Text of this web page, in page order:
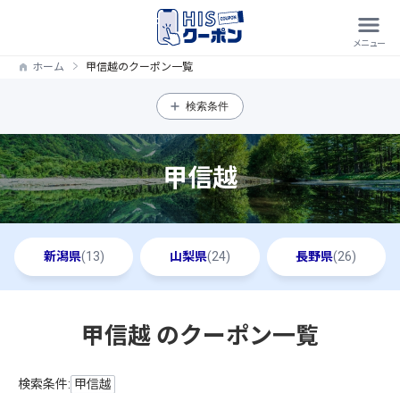
ホーム 甲信越のクーポン一覧
検索条件
甲信越
新潟県(13) 山梨県(24) 長野県(26)
甲信越 のクーポン一覧
検索条件: 甲信越